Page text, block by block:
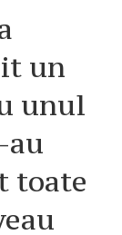
un
unul
au
toate